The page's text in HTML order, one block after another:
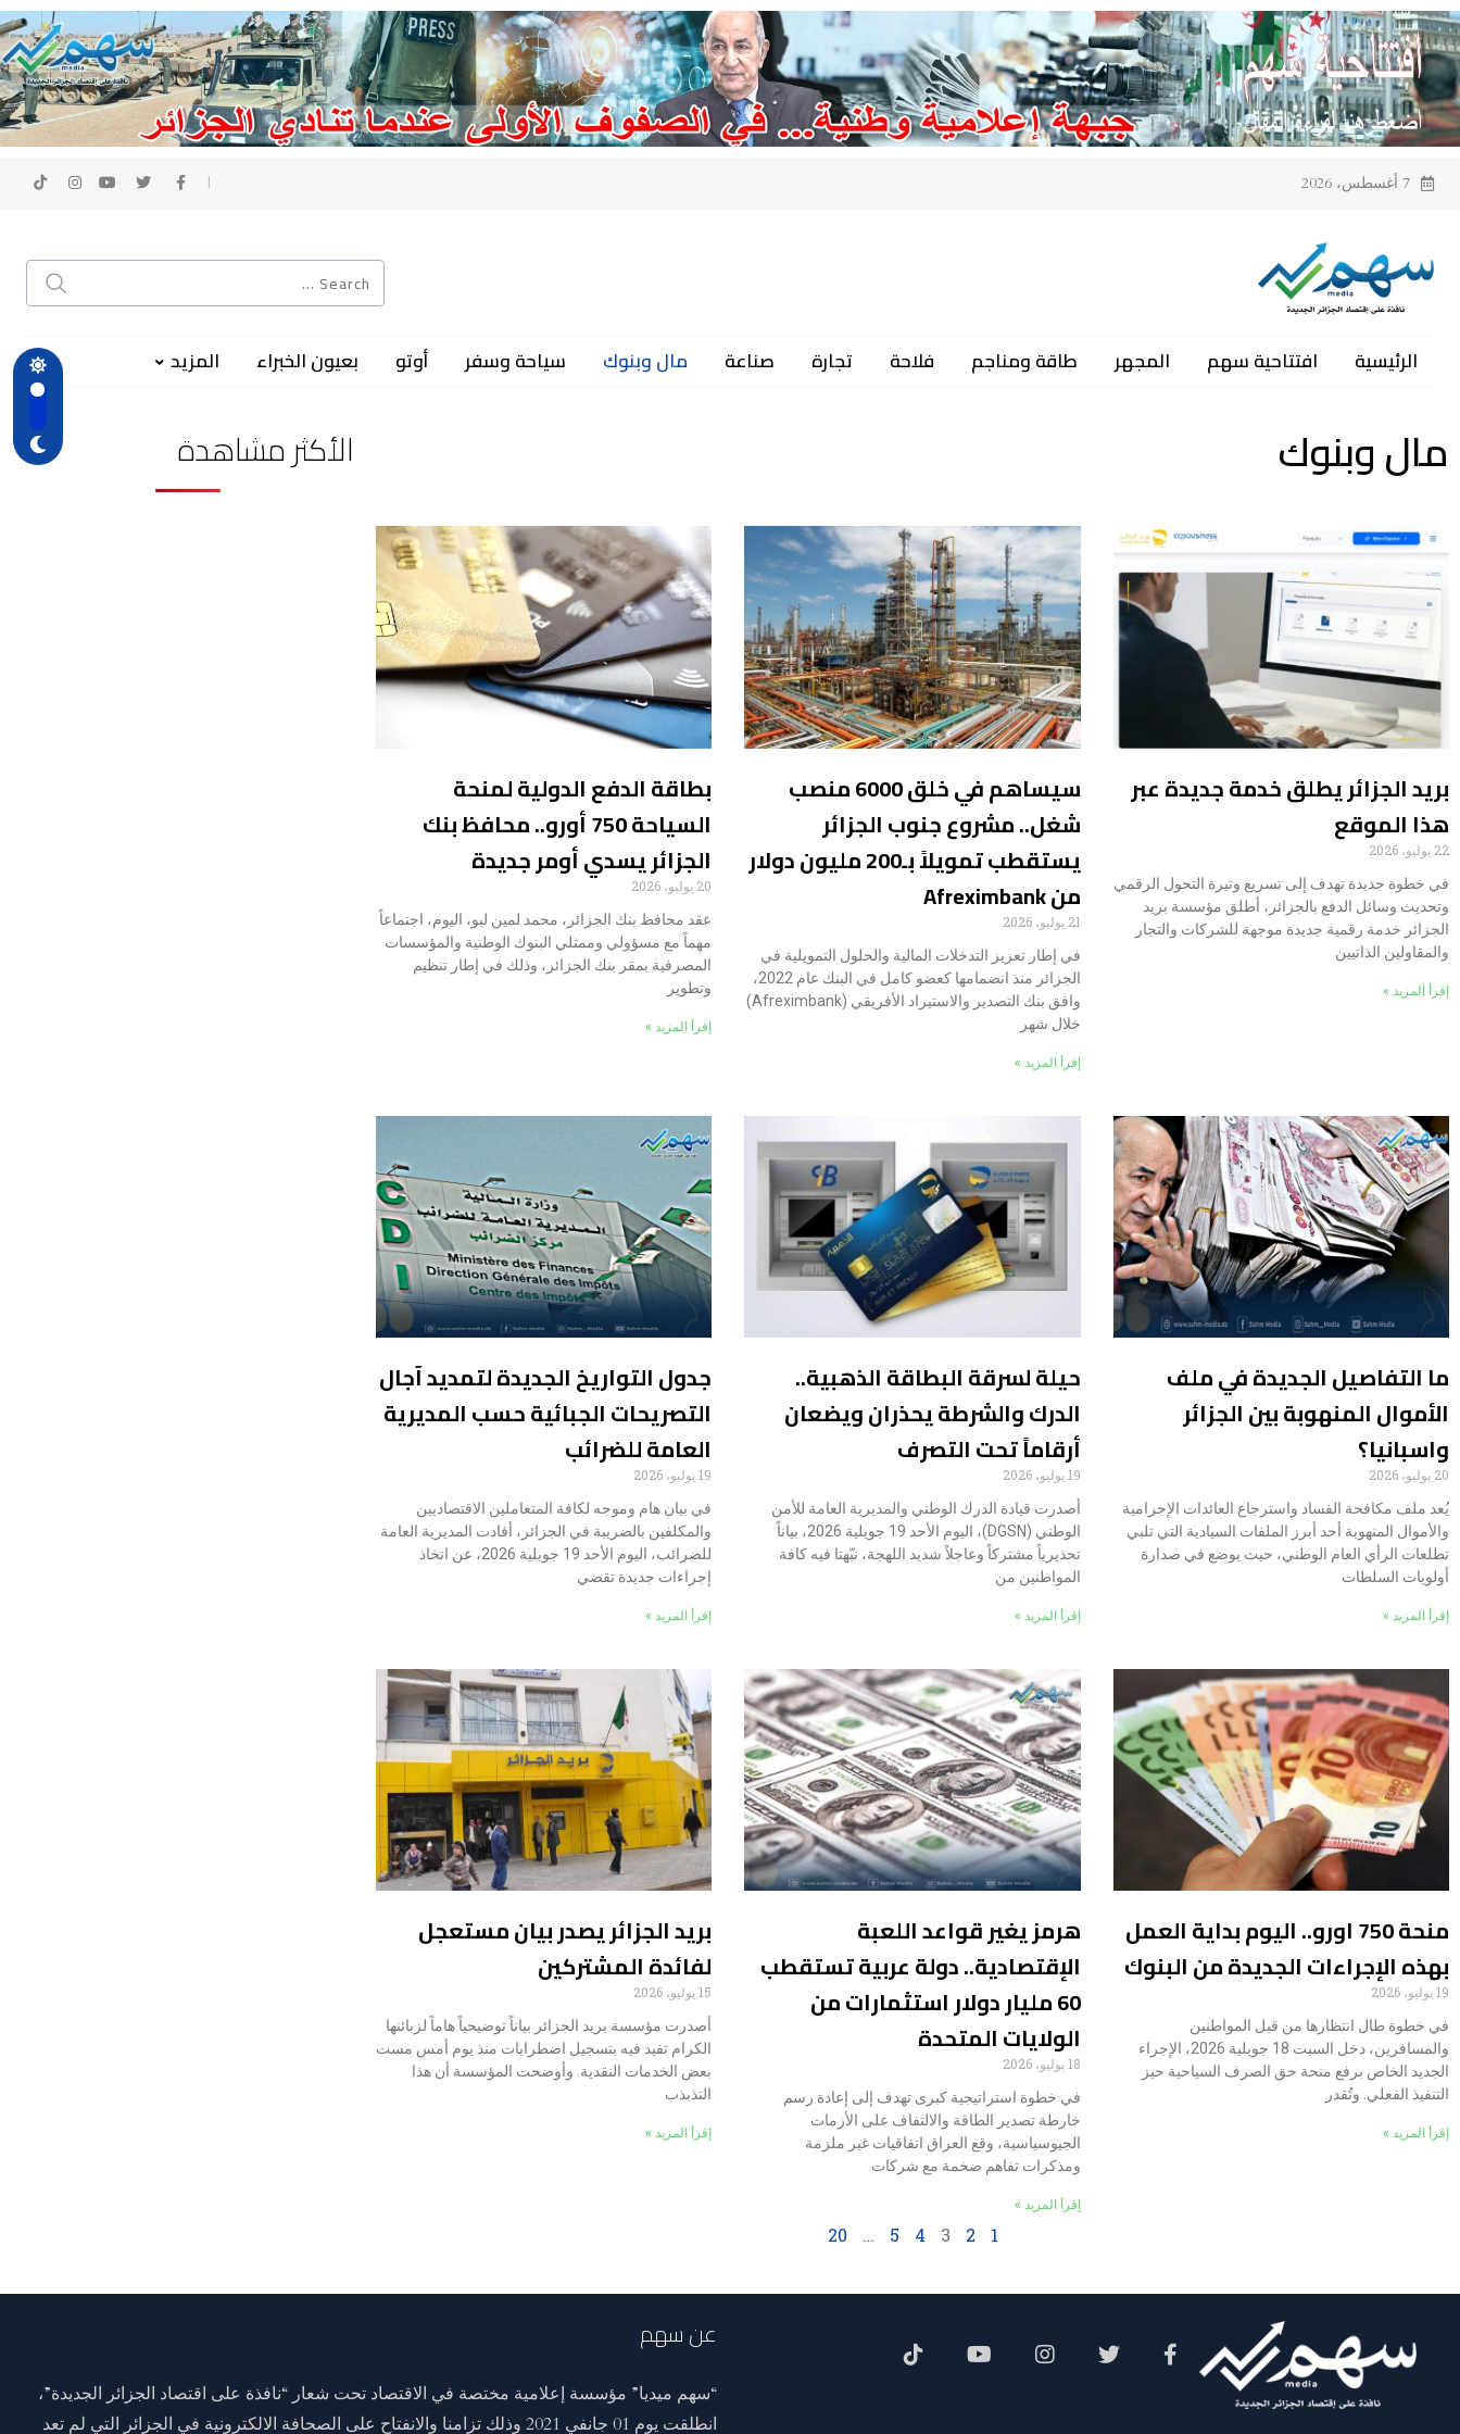
7 أغسطس، 2026
الرئيسية افتتاحية سهم المجهر طاقة ومناجم فلاحة تجارة صناعة مال وبنوك سياحة وسفر أوتو بعيون الخبراء المزيد
مال وبنوك
بريد الجزائر يطلق خدمة جديدة عبر
هذا الموقع
22 يوليو، 2026
في خطوة جديدة تهدف إلى تسريع وتيرة التحول الرقمي
وتحديث وسائل الدفع بالجزائر، أطلق مؤسسة بريد
الجزائر خدمة رقمية جديدة موجهة للشركات والتجار
والمقاولين الذاتيين
إقرأ المزيد »
سيساهم في خلق 6000 منصب
شغل.. مشروع جنوب الجزائر
يستقطب تمويلاً بـ200 مليون دولار
من Afreximbank
21 يوليو، 2026
في إطار تعزيز التدخلات المالية والحلول التمويلية في
الجزائر منذ انضمامها كعضو كامل في البنك عام 2022،
وافق بنك التصدير والاستيراد الأفريقي (Afreximbank)
خلال شهر
إقرأ المزيد »
بطاقة الدفع الدولية لمنحة
السياحة 750 أورو.. محافظ بنك
الجزائر يسدي أومر جديدة
20 يوليو، 2026
​عقد محافظ بنك الجزائر، محمد لمين لبو، اليوم، اجتماعاً
مهماً مع مسؤولي وممثلي البنوك الوطنية والمؤسسات
المصرفية بمقر بنك الجزائر، وذلك في إطار تنظيم
وتطوير
إقرأ المزيد »
ما التفاصيل الجديدة في ملف
الأموال المنهوبة بين الجزائر
واسبانيا؟
20 يوليو، 2026
يُعد ملف مكافحة الفساد واسترجاع العائدات الإجرامية
والأموال المنهوبة أحد أبرز الملفات السيادية التي تلبي
تطلعات الرأي العام الوطني، حيث يوضع في صدارة
أولويات السلطات
إقرأ المزيد »
حيلة لسرقة البطاقة الذهبية..
الدرك والشرطة يحذران ويضعان
أرقاماً تحت التصرف
19 يوليو، 2026
أصدرت قيادة الدرك الوطني والمديرية العامة للأمن
الوطني (DGSN)، اليوم الأحد 19 جويلية 2026، بياناً
تحذيرياً مشتركاً وعاجلاً شديد اللهجة، نبّهتا فيه كافة
المواطنين من
إقرأ المزيد »
جدول التواريخ الجديدة لتمديد آجال
التصريحات الجبائية حسب المديرية
العامة للضرائب
19 يوليو، 2026
في بيان هام وموجه لكافة المتعاملين الاقتصاديين
والمكلفين بالضريبة في الجزائر، أفادت المديرية العامة
للضرائب، اليوم الأحد 19 جويلية 2026، عن اتخاذ
إجراءات جديدة تقضي
إقرأ المزيد »
منحة 750 اورو.. اليوم بداية العمل
بهذه الإجراءات الجديدة من البنوك
19 يوليو، 2026
​في خطوة طال انتظارها من قبل المواطنين
والمسافرين، دخل السبت 18 جويلية 2026، الإجراء
الجديد الخاص برفع منحة حق الصرف السياحية حيز
التنفيذ الفعلي. وتُقدر
إقرأ المزيد »
هرمز يغير قواعد اللعبة
الإقتصادية.. دولة عربية تستقطب
60 مليار دولار استثمارات من
الولايات المتحدة
18 يوليو، 2026
​في خطوة استراتيجية كبرى تهدف إلى إعادة رسم
خارطة تصدير الطاقة والالتفاف على الأزمات
الجيوسياسية، وقع العراق اتفاقيات غير ملزمة
ومذكرات تفاهم ضخمة مع شركات
إقرأ المزيد »
بريد الجزائر يصدر بيان مستعجل
لفائدة المشتركين
15 يوليو، 2026
أصدرت مؤسسة بريد الجزائر بياناً توضيحياً هاماً لزبائنها
الكرام تفيد فيه بتسجيل اضطرابات منذ يوم أمس مست
بعض الخدمات النقدية. وأوضحت المؤسسة أن هذا
التذبذب
إقرأ المزيد »
1
2
3
4
5
…
20
الأكثر مشاهدة
Social Menu
عن سهم
“سهم ميديا” مؤسسة إعلامية مختصة في الاقتصاد تحت شعار “نافذة على اقتصاد الجزائر الجديدة”،
انطلقت يوم 01 جانفي 2021 وذلك تزامنا والانفتاح على الصحافة الالكترونية في الجزائر التي لم تعد